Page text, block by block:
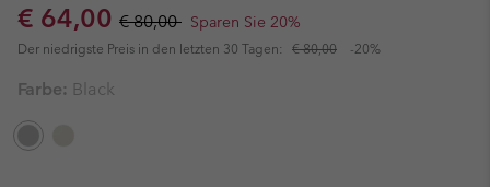
Sale price:
€ 64,00 Regular price:
€ 80,00 Sparen Sie 20%
Der niedrigste Preis in den letzten 30 Tagen: € 80,00 -20%
Farbe: Black